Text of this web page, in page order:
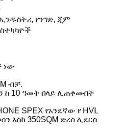
የንግድ, ጂም
ነው
ብቻ.
ከ 10 ዓመት በላይ ሊጠቀሙበት
SPEX የአንደኛው የ HVL
እስከ 350SQM ድረስ ሊደርስ